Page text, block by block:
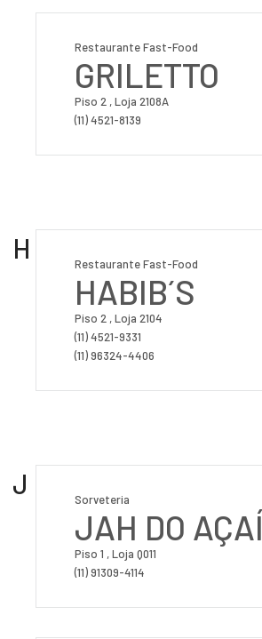
Restaurante Fast-Food
GRILETTO
Piso 2 , Loja 2108A
(11) 4521-8139
H Restaurante Fast-Food
HABIB´S
Piso 2 , Loja 2104
(11) 4521-9331
(11) 96324-4406
J Sorveteria
JAH DO AÇAÍ
Piso 1 , Loja Q011
(11) 91309-4114